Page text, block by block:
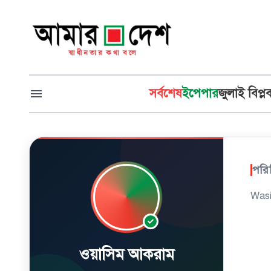
সর্বশেষইপেপারজুলাই
ওয়াসিম আকরাম